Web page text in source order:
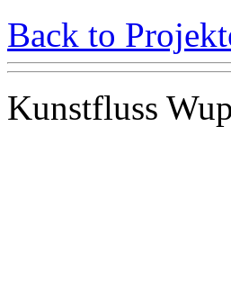
Back to
Kunstfluss